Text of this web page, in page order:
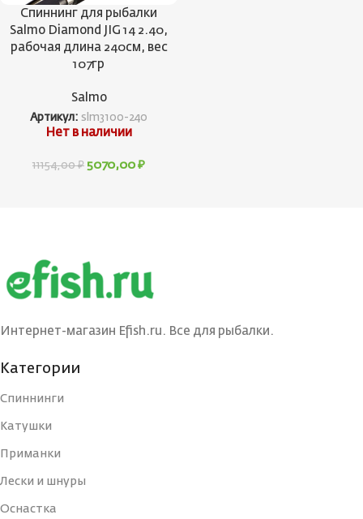
Спиннинг для рыбалки
Salmo Diamond JIG 14 2.40,
рабочая длина 240см, вес
107гр
Salmo
Артикул: slm3100-240
Нет в наличии
11154,00₽ 5070,00 ₽
Интернет-магазин Efish.ru. Все для рыбалки.
Категории
Спиннинги
Катушки
Приманки
Лески и шнуры
Оснастка